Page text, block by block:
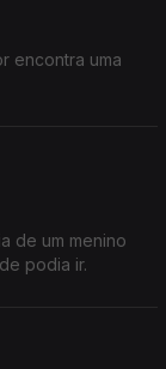
encontra uma
de um menino
podia ir.